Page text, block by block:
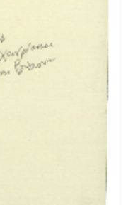
003-Sc-004-026-
003-Sc-004-027-Μικρή
003-Sc-004-028-
003-Sc-004-029-
003-Sc-004-030-Πέντε
003-Sc-005-034-
003-Sc-005-036-